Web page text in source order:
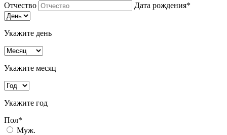
Отчество Дата рождения*
Укажите день
Укажите месяц
Укажите год
Пол*
Муж.